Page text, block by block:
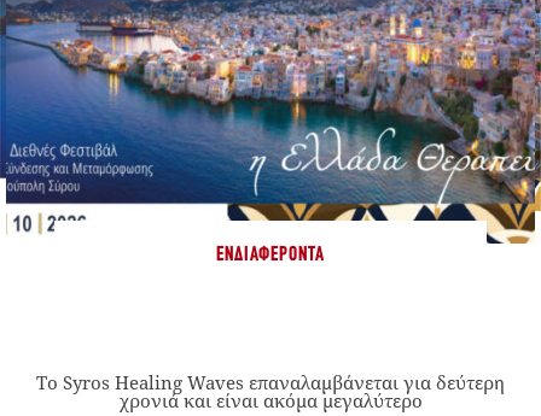
ΕΝΔΙΑΦΈΡΟΝΤΑ
Το Syros Healing Waves επαναλαμβάνεται για δεύτερη
χρονιά και είναι ακόμα μεγαλύτερο